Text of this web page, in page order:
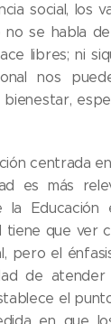
social, los
no se habla
libres; ni
nos
centrada
es más
Educación
tiene que ver
pero el
de atender
el